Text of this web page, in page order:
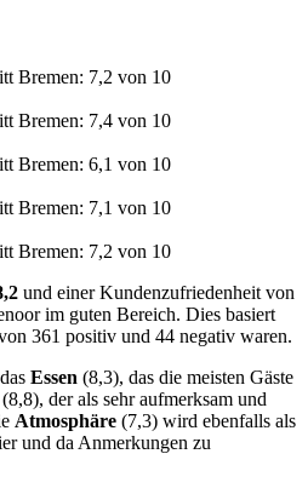
Bremen: 7,2 von 10
Bremen: 7,4 von 10
Bremen: 6,1 von 10
Bremen: 7,1 von 10
Bremen: 7,2 von 10
und einer Kundenzufriedenheit von
im guten Bereich. Dies basiert
361 positiv und 44 negativ waren.
Essen (8,3), das die meisten Gäste
(8,8), der als sehr aufmerksam und
Atmosphäre (7,3) wird ebenfalls als
und da Anmerkungen zu